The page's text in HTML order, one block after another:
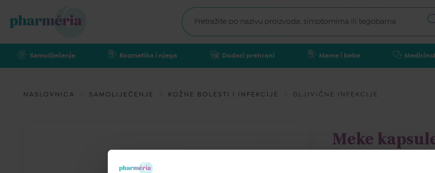
Samoliječenje Kozmetika i njega Dodaci prehrani Mame i bebe
NASLOVNICA SAMOLIJEČENJE KOŽNE BOLESTI I INFEKCIJE GLJIVIČNE INFEKCIJE
Meke